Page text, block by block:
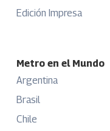
Edición Impresa
Metro en el Mundo
Argentina
Brasil
Chile